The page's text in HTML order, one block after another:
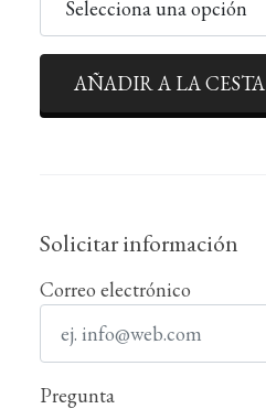
AÑADIR A LA CESTA
Solicitar información
Correo electrónico
Pregunta